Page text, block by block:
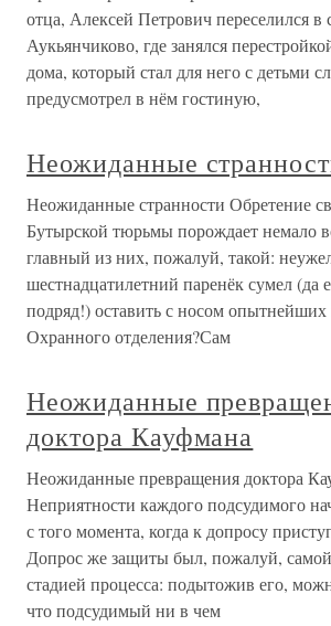
отца, Алексей Петрович переселился в
Аукьянчиково, где занялся
дома, который стал для него с детьми
предусмотрел в нём гостиную,
Неожиданные
Неожиданные странности Обретение
Бутырской тюрьмы порождает немало
главный из них, пожалуй, такой:
шестнадцатилетний паренёк сумел (да
подряд!) оставить с носом опытнейших
Охранного отделения?Сам
Неожиданные
доктора Кауфмана
Неожиданные превращения доктора
Неприятности каждого подсудимого
с того момента, когда к допросу
Допрос же защиты был, пожалуй,
стадией процесса: подытожив его,
что подсудимый ни в чем